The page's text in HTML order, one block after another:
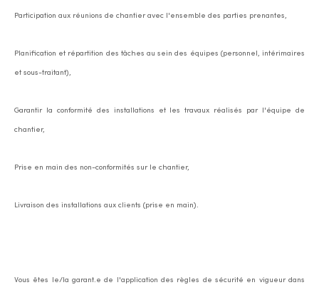
Participation aux réunions de chantier avec l'ensemble des parties prenantes,
Planification et répartition des tâches au sein des équipes (personnel, intérimaires
et sous-traitant),
Garantir la conformité des installations et les travaux réalisés par l'équipe de
chantier,
Prise en main des non-conformités sur le chantier,
Livraison des installations aux clients (prise en main).
Vous êtes le/la garant.e de l'application des règles de sécurité en vigueur dans